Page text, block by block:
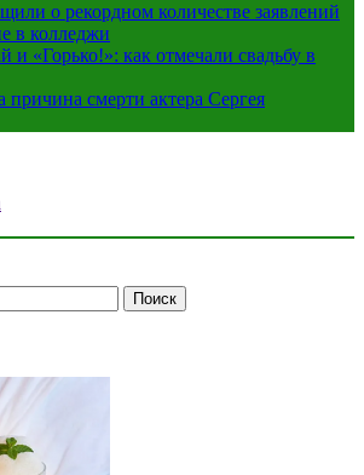
о рекордном количестве заявлений
в колледжи
и «Горько!»: как отмечали свадьбу в
причина смерти актера Сергея